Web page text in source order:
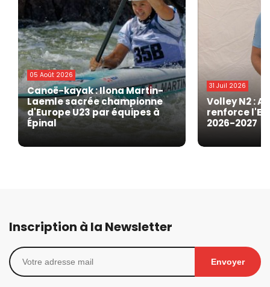
05 Août 2026
Canoë-kayak : Ilona Martin-
Laemle sacrée championne
d'Europe U23 par équipes à
Épinal
31 Juil 2026
Volley N2 :
renforce
2026-2027
Inscription à la Newsletter
Envoyer